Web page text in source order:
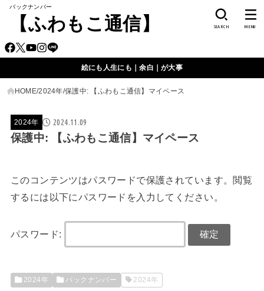
バックナンバー
【ふわもこ通信】 SEARCH MENU
絵にも人生にも｜余白｜が大事
HOME 2024年 保護中: 【ふわもこ通信】マイペース
2024年 2024.11.09
保護中: 【ふわもこ通信】マイペース
このコンテンツはパスワードで保護されています。閲覧
するには以下にパスワードを入力してください。
パスワード:
2024年 バックナンバー 2024年